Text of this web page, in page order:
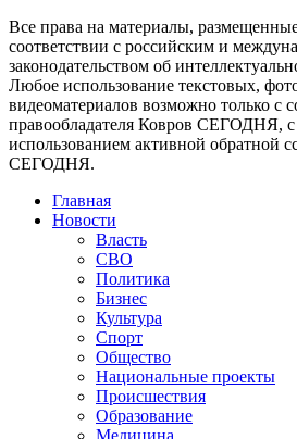
Все права на материалы,
соответствии с российским и
законодательством об
Любое использование текстовых,
видеоматериалов возможно только с
правообладателя Ковров СЕГОДНЯ, с
использованием активной обратной
СЕГОДНЯ.
Главная
Новости
Власть
СВО
Политика
Бизнес
Культура
Спорт
Общество
Национальные проекты
Происшествия
Образование
Медицина